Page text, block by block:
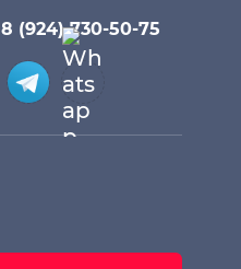
8 (924) 730-50-75